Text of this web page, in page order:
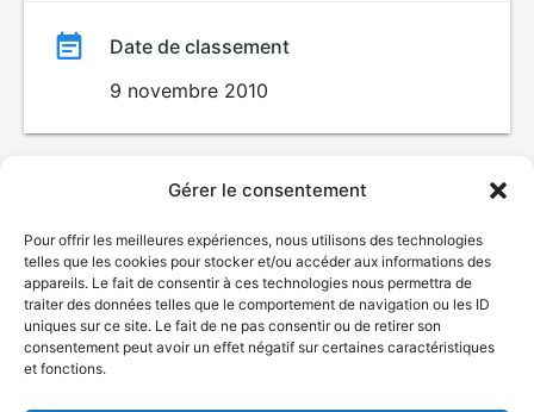
Gérer le consentement
Pour offrir les meilleures expériences, nous utilisons des technologies
telles que les cookies pour stocker et/ou accéder aux informations des
appareils. Le fait de consentir à ces technologies nous permettra de
traiter des données telles que le comportement de navigation ou les ID
uniques sur ce site. Le fait de ne pas consentir ou de retirer son
consentement peut avoir un effet négatif sur certaines caractéristiques
et fonctions.
Date de classement
9 novembre 2010